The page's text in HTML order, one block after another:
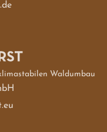
Waldumbau